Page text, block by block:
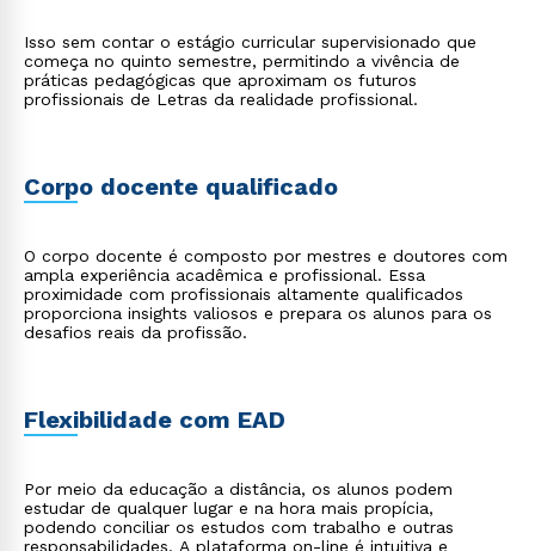
Isso sem contar o estágio curricular supervisionado que
começa no quinto semestre, permitindo a vivência de
práticas pedagógicas que aproximam os futuros
profissionais de Letras da realidade profissional.
Corpo docente qualificado
O corpo docente é composto por mestres e doutores com
ampla experiência acadêmica e profissional. Essa
proximidade com profissionais altamente qualificados
proporciona insights valiosos e prepara os alunos para os
desafios reais da profissão.
Flexibilidade com EAD
Por meio da educação a distância, os alunos podem
estudar de qualquer lugar e na hora mais propícia,
podendo conciliar os estudos com trabalho e outras
responsabilidades. A plataforma on-line é intuitiva e
Rápido e fácil